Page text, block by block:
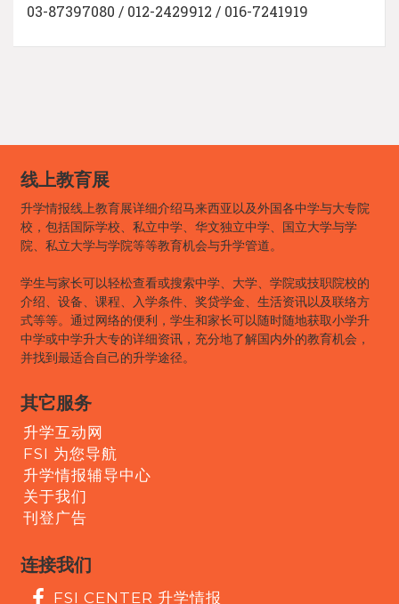
03-87397080 / 012-2429912 / 016-7241919
线上教育展
升学情报线上教育展详细介绍马来西亚以及外国各中学与大专院
校，包括国际学校、私立中学、华文独立中学、国立大学与学
院、私立大学与学院等等教育机会与升学管道。
学生与家长可以轻松查看或搜索中学、大学、学院或技职院校的
介绍、设备、课程、入学条件、奖贷学金、生活资讯以及联络方
式等等。通过网络的便利，学生和家长可以随时随地获取小学升
中学或中学升大专的详细资讯，充分地了解国内外的教育机会，
并找到最适合自己的升学途径。
其它服务
升学互动网
FSI 为您导航
升学情报辅导中心
关于我们
刊登广告
连接我们
FSI CENTER 升学情报